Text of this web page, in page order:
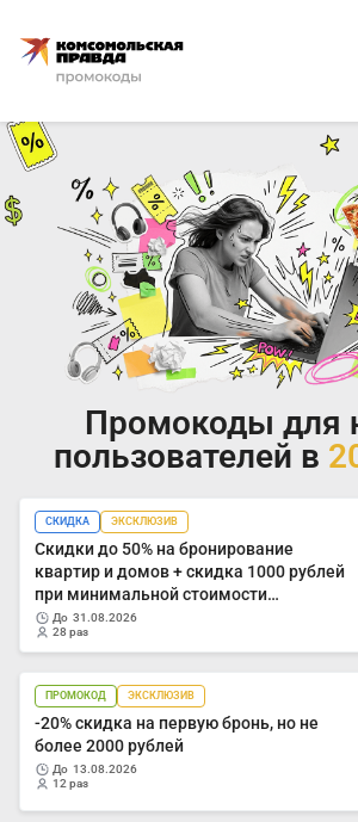
Промокоды для
пользователей в
СКИДКА ЭКСКЛЮЗИВ
Скидки до 50% на бронирование
квартир и домов + cкидка 1000 рублей
при минимальной стоимости
бронирования от 10 000 рублей
до 31.08.2026
28 раз
ПРОМОКОД ЭКСКЛЮЗИВ
-20% скидка на первую бронь, но не
более 2000 рублей
до 13.08.2026
12 раз